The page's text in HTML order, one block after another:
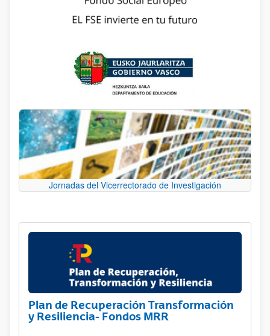
Jornadas del Vicerrectorado de Investigación
Plan de Recuperación Transformación
y Resiliencia- Fondos MRR